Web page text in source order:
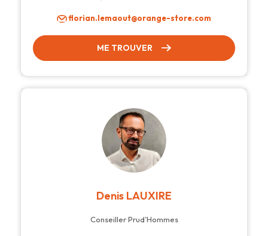
florian.lemaout@orange-store.com
ME TROUVER
Denis LAUXIRE
Conseiller Prud’Hommes